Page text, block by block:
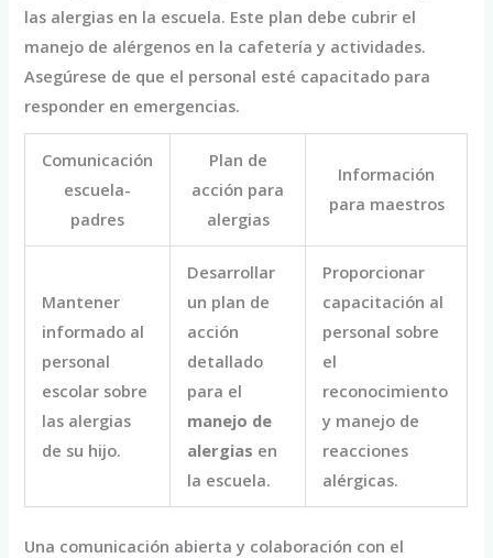
las alergias en la escuela. Este plan debe cubrir el
manejo de alérgenos en la cafetería y actividades.
Asegúrese de que el personal esté capacitado para
responder en emergencias.
Comunicación
escuela-
padres
Plan de
acción para
alergias
Información
para maestros
Mantener
informado al
personal
escolar sobre
las alergias
de su hijo.
Desarrollar
un plan de
acción
detallado
para el
manejo de
alergias en
la escuela.
Proporcionar
capacitación al
personal sobre
el
reconocimiento
y manejo de
reacciones
alérgicas.
Una comunicación abierta y colaboración con el